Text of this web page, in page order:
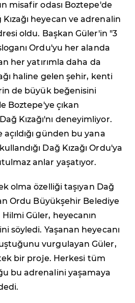
misafir odası Boztepe'de
heyecan ve adrenalin
oldu. Başkan Güler'in "3
Ordu'yu her alanda
her yatırımla daha da
haline gelen şehir, kenti
de büyük beğenisini
Boztepe'ye çıkan
Kızağı'nı deneyimliyor.
günden bu yana
Dağ Kızağı Ordu'ya
anlar yaşatıyor.
olma özelliği taşıyan Dağ
Ordu Büyükşehir Belediye
Güler, heyecanın
söyledi. Yaşanan heyecanı
vurgulayan Güler,
bir proje. Herkesi tüm
bu adrenalini yaşamaya